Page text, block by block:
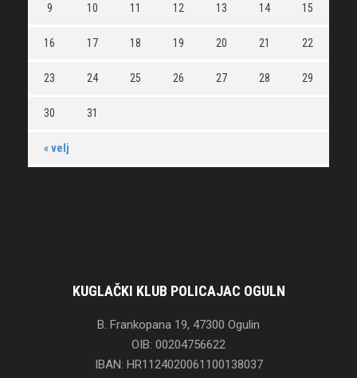
« velj
9 10 11 12 13 14 15
16 17 18 19 20 21 22
23 24 25 26 27 28 29
30 31
KUGLAČKI KLUB POLICAJAC OGULN
B. Frankopana 19, 47300 Ogulin
OIB: 00204756622
IBAN: HR1124020061100138037